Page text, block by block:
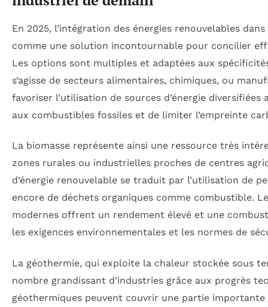
En 2025, l’intégration des énergies renouvelables
comme une solution incontournable pour concilier
Les options sont multiples et adaptées aux
s’agisse de secteurs alimentaires, chimiques, ou
favoriser l’utilisation de sources d’énergie
aux combustibles fossiles et de limiter l’empreinte
La biomasse représente ainsi une ressource très
zones rurales ou industrielles proches de centres
d’énergie renouvelable se traduit par l’utilisation de
encore de déchets organiques comme combustible.
modernes offrent un rendement élevé et une
les exigences environnementales et les normes de
La géothermie, qui exploite la chaleur stockée sous
nombre grandissant d’industries grâce aux progrès
géothermiques peuvent couvrir une partie importante